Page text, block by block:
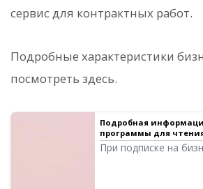
сервис для контрактных работ.
Подробные характеристики
посмотреть здесь.
Подробная
программы для
Особенности, цена и
чтения текста Ondoku
При подписке на